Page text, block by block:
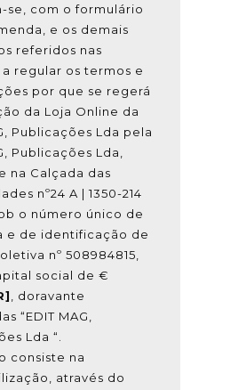
se, com o formulário
e os demais
referidos nas
a regular os termos e
por que se regerá
da Loja Online da
Publicações Lda pela
Publicações Lda,
na Calçada das
nº24 A | 1350-214
o número único de
e de identificação de
nº 508984815,
social de €
, doravante
“EDIT MAG,
Lda “.
consiste na
através do